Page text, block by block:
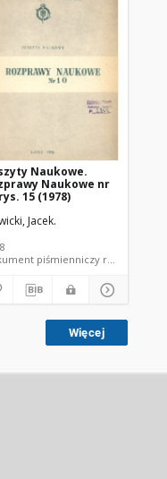
naukowa PŁ
Naukowe.
Naukowe nr
15 (1978)
Jacek.
dokument piśmienniczy
Więcej